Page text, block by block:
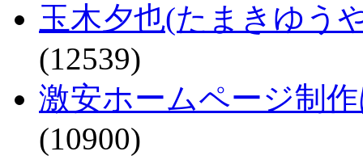
玉木夕也(たまきゆう
(12539)
激安ホームページ制
(10900)